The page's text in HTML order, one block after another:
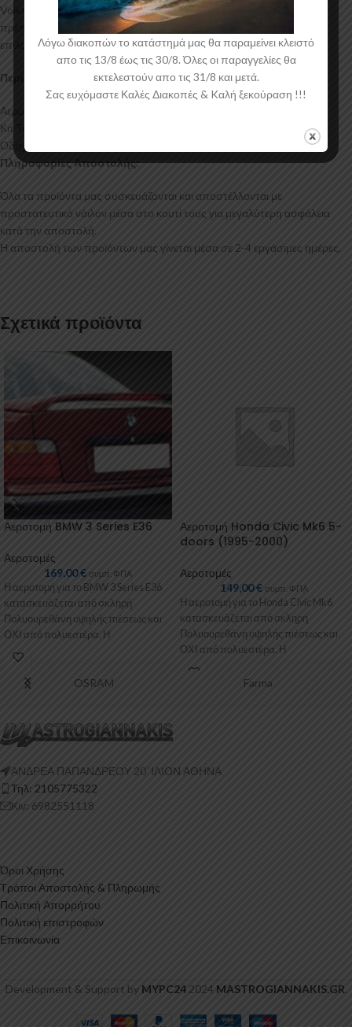
Volkswagen Golf Mk5 έρχεται στο χρώμα του υλικού. Το προϊόν θα
πρέπει να ασταρωθεί και στη συνέχεια να βαφτεί στο χρώμα της
επιλογής σας.
Περιεχόμενα Συσκευασίας:
Αεροτομή Οροφής Volkswagen Golf Mk5
Κιτ Τοποθέτησης
Οδηγίες Τοποθέτησης
Πληροφορίες Αποστολής:
Όλα τα προϊόντα μας συσκευάζονται και αποστέλλονται με
προστατευτικό νάιλον μέσα στο κουτί τους για μεγαλύτερη ασφάλεια
κατά την αποστολή.
Η αποστολή των προϊόντων μας γίνεται μέσα σε 2-4 εργάσιμες ημέρες.
Σχετικά προϊόντα
Αεροτομή BMW 3 Series E36
Αεροτομές
169,00€ συμπ. ΦΠΑ
Η αεροτομή για το BMW 3 Series E36
κατασκευάζεται από σκληρή
Πολυουρεθάνη υψηλής πιέσεως και
ΟΧΙ από πολυεστέρα. Η
Πολυουρεθάνη
Αεροτομή Honda Civic Mk6 5-
doors (1995-2000)
Αεροτομές
149,00€ συμπ. ΦΠΑ
Η αεροτομή για το Honda Civic Mk6
κατασκευάζεται από σκληρή
Πολυουρεθάνη υψηλής πιέσεως και
ΟΧΙ από πολυεστέρα. Η
Πολυουρεθάνη είναι
OSRAM Farma
ΑΝΔΡΕΑ ΠΑΠΑΝΔΡΕΟΥ 20 ‘ΙΛΙΟΝ ΑΘΗΝΑ
Τηλ: 2105775322
Κιν: 6982551118
Όροι Χρήσης
Τρόποι Αποστολής & Πληρωμής
Πολιτική Απορρήτου
Πολιτική επιστροφών
Επικοινωνία
Development & Support by MYPC242024 MASTROGIANNAKIS.GR.
Λόγω διακοπών το κατάστημά μας θα παραμείνει κλειστό
απο τις 13/8 έως τις 30/8. Όλες οι παραγγελίες θα
εκτελεστούν απο τις 31/8 και μετά.
Σας ευχόμαστε Καλές Διακοπές & Kαλή ξεκούραση !!!